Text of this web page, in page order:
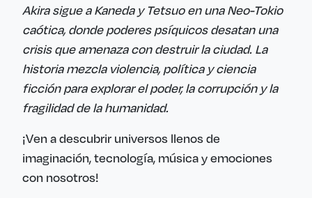
Akira sigue a Kaneda y Tetsuo en una Neo-Tokio
caótica, donde poderes psíquicos desatan una
crisis que amenaza con destruir la ciudad. La
historia mezcla violencia, política y ciencia
ficción para explorar el poder, la corrupción y la
fragilidad de la humanidad.
¡Ven a descubrir universos llenos de
imaginación, tecnología, música y emociones
con nosotros!